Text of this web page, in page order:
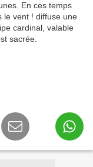
En ces temps
le vent ! diffuse une
cardinal, valable
sacrée.